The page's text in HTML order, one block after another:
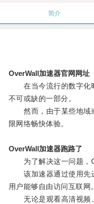
简介
OverWall加速器官网网址
在当今流行的数字化
不可或缺的一部分。
然而，由于某些地域
限网络畅快体验。
OverWall加速器跑路了
为了解决这一问题，
该加速器通过使用先
用户能够自由访问互联网。
无论是观看高清视频